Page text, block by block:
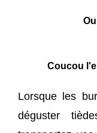
Coucou
Lorsque les
déguster